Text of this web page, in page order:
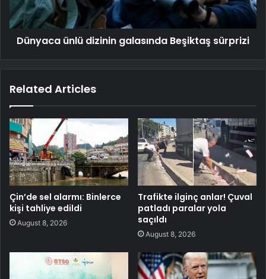
Dünyaca ünlü dizinin galasında Beşiktaş sürprizi
Related Articles
Çin’de sel alarmı: Binlerce
kişi tahliye edildi
August 8, 2026
Trafikte ilginç anlar! Çuval
patladı paralar yola
saçıldı
August 8, 2026